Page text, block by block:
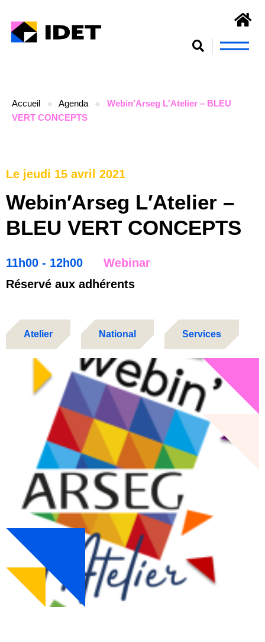
Accueil Agenda
Webin′Arseg L′Atelier – BLEU
VERT CONCEPTS
Le jeudi 15 avril 2021
Webin′Arseg L′Atelier –
BLEU VERT CONCEPTS
11h00 - 12h00
Webinar
Réservé aux adhérents
Atelier National Services